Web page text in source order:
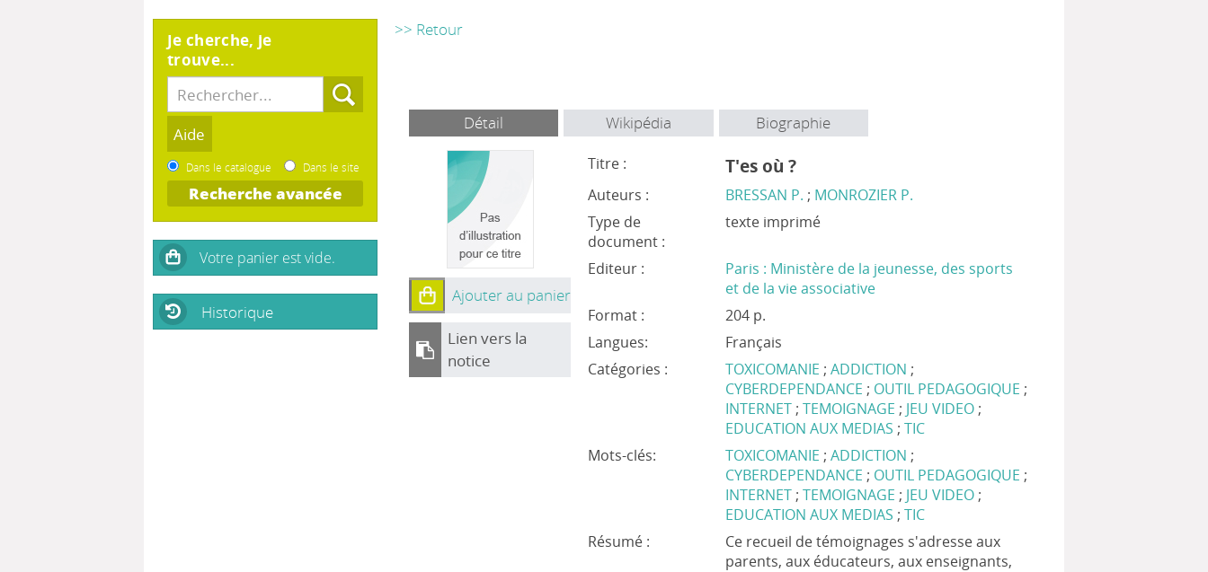
>> Retour
Détail Wikipédia Biographie
Ajouter au panier
Lien vers la
notice
Titre : T'es où ?
Auteurs : BRESSAN P. ; MONROZIER P.
Type de
document :
texte imprimé
Editeur :
Paris : Ministère de la jeunesse, des sports
et de la vie associative
Format :
204 p.
Langues:
Français
Catégories :
TOXICOMANIE ;ADDICTION ;
CYBERDEPENDANCE ; OUTIL PEDAGOGIQUE ;
INTERNET ;TEMOIGNAGE ; JEU VIDEO ;
EDUCATION AUX MEDIAS ;TIC
Mots-clés:
TOXICOMANIE ;ADDICTION ;
CYBERDEPENDANCE ; OUTIL PEDAGOGIQUE ;
INTERNET ;TEMOIGNAGE ; JEU VIDEO ;
EDUCATION AUX MEDIAS ;TIC
Résumé :
Ce recueil de témoignages s'adresse aux
parents, aux éducateurs, aux enseignants,
Je cherche, je
trouve...
Dans le catalogue Dans le site
Recherche avancée
Historique